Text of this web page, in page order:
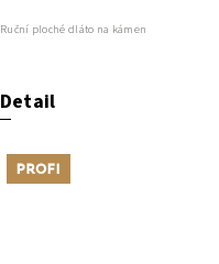
Detail
Ruční ploché dláto na kámen
Tip